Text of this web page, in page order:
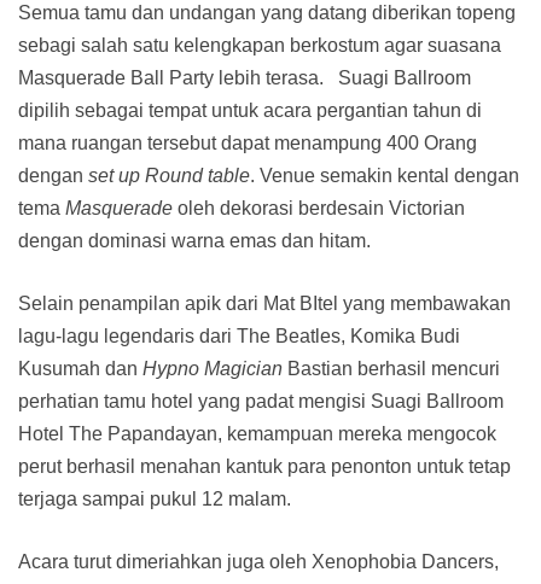
Semua tamu dan undangan yang datang diberikan topeng
sebagi salah satu kelengkapan berkostum agar suasana
Masquerade Ball Party lebih terasa. Suagi Ballroom
dipilih sebagai tempat untuk acara pergantian tahun di
mana ruangan tersebut dapat menampung 400 Orang
dengan set up Round table. Venue semakin kental dengan
tema Masquerade oleh dekorasi berdesain Victorian
dengan dominasi warna emas dan hitam.
Selain penampilan apik dari Mat BItel yang membawakan
lagu-lagu legendaris dari The Beatles, Komika Budi
Kusumah dan Hypno Magician Bastian berhasil mencuri
perhatian tamu hotel yang padat mengisi Suagi Ballroom
Hotel The Papandayan, kemampuan mereka mengocok
perut berhasil menahan kantuk para penonton untuk tetap
terjaga sampai pukul 12 malam.
Acara turut dimeriahkan juga oleh Xenophobia Dancers,